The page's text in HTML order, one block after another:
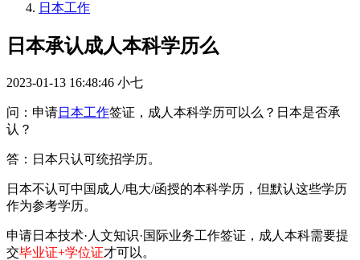
日本工作
日本承认成人本科学历么
2023-01-13 16:48:46 小七
问：申请日本工作签证，成人本科学历可以么？日本是否承
认？
答：日本只认可统招学历。
日本不认可中国成人/电大/函授的本科学历，但默认这些学历
作为参考学历。
申请日本技术·人文知识·国际业务工作签证，成人本科需要提
交毕业证+学位证才可以。